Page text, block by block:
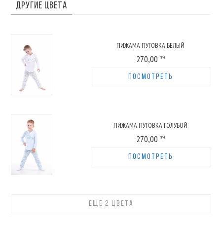
ДРУГИЕ ЦВЕТА
ПИЖАМА ПУГОВКА БЕЛЫЙ
270,00 ГРН
ПОСМОТРЕТЬ
ПИЖАМА ПУГОВКА ГОЛУБОЙ
270,00 ГРН
ПОСМОТРЕТЬ
ЕЩЕ 2 ЦВЕТА